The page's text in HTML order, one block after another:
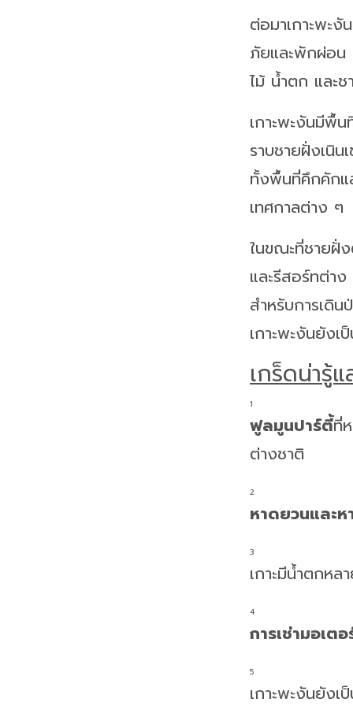
ต่อมาเกาะพะงั
ภัยและพักผ่อน
ไม้ น้ำตก และ
เกาะพะงันมีพื้
ราบชายฝั่งเนิน
ทั้งพื้นที่คึกคักแ
เทศกาลต่าง ๆ
ในขณะที่ชายฝั่
และรีสอร์ทต่า
สำหรับการเดิ
เกาะพะงันยัง
เกร็ดน่ารู้
ฟูลมูนปาร์ตี้ที่
ต่างชาติ
หาดยวนและ
เกาะมีน้ำตกหล
การเช่ามอเต
เกาะพะงันยังเ